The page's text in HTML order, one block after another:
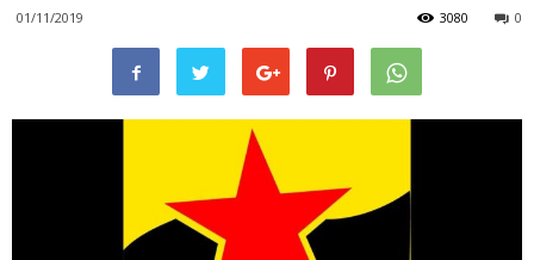
01/11/2019 0
3080